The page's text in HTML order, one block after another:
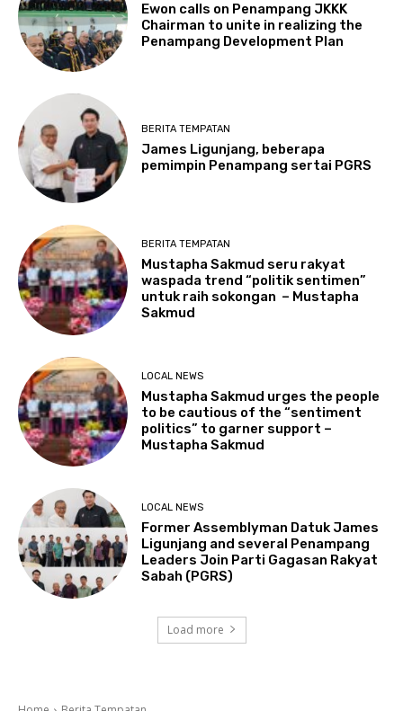
Ewon calls on Penampang JKKK
Chairman to unite in realizing the
Penampang Development Plan
BERITA TEMPATAN
James Ligunjang, beberapa
pemimpin Penampang sertai PGRS
BERITA TEMPATAN
Mustapha Sakmud seru rakyat
waspada trend “politik sentimen”
untuk raih sokongan – Mustapha
Sakmud
LOCAL NEWS
Mustapha Sakmud urges the people
to be cautious of the “sentiment
politics” to garner support –
Mustapha Sakmud
LOCAL NEWS
Former Assemblyman Datuk James
Ligunjang and several Penampang
Leaders Join Parti Gagasan Rakyat
Sabah (PGRS)
Load more